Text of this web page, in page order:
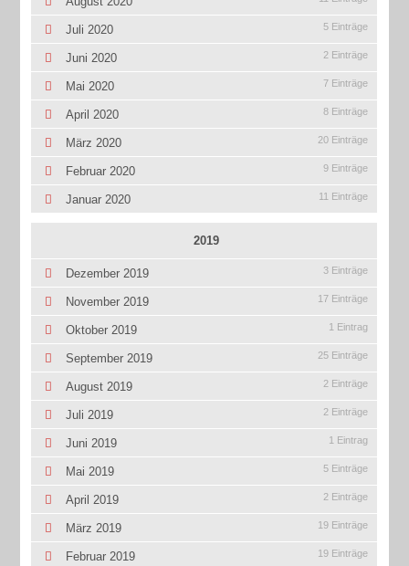
Juli 2020 5 Einträge
Juni 2020 2 Einträge
Mai 2020 7 Einträge
April 2020 8 Einträge
März 2020 20 Einträge
Februar 2020 9 Einträge
Januar 2020 11 Einträge
2019
Dezember 2019 3 Einträge
November 2019 17 Einträge
Oktober 2019 1 Eintrag
September 2019 25 Einträge
August 2019 2 Einträge
Juli 2019 2 Einträge
Juni 2019 1 Eintrag
Mai 2019 5 Einträge
April 2019 2 Einträge
März 2019 19 Einträge
Februar 2019 19 Einträge